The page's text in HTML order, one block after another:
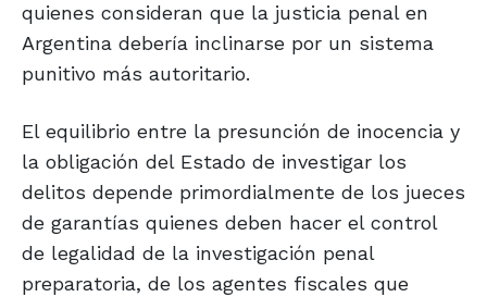
quienes consideran que la justicia penal en
Argentina debería inclinarse por un sistema
punitivo más autoritario.
El equilibrio entre la presunción de inocencia y
la obligación del Estado de investigar los
delitos depende primordialmente de los jueces
de garantías quienes deben hacer el control
de legalidad de la investigación penal
preparatoria, de los agentes fiscales que